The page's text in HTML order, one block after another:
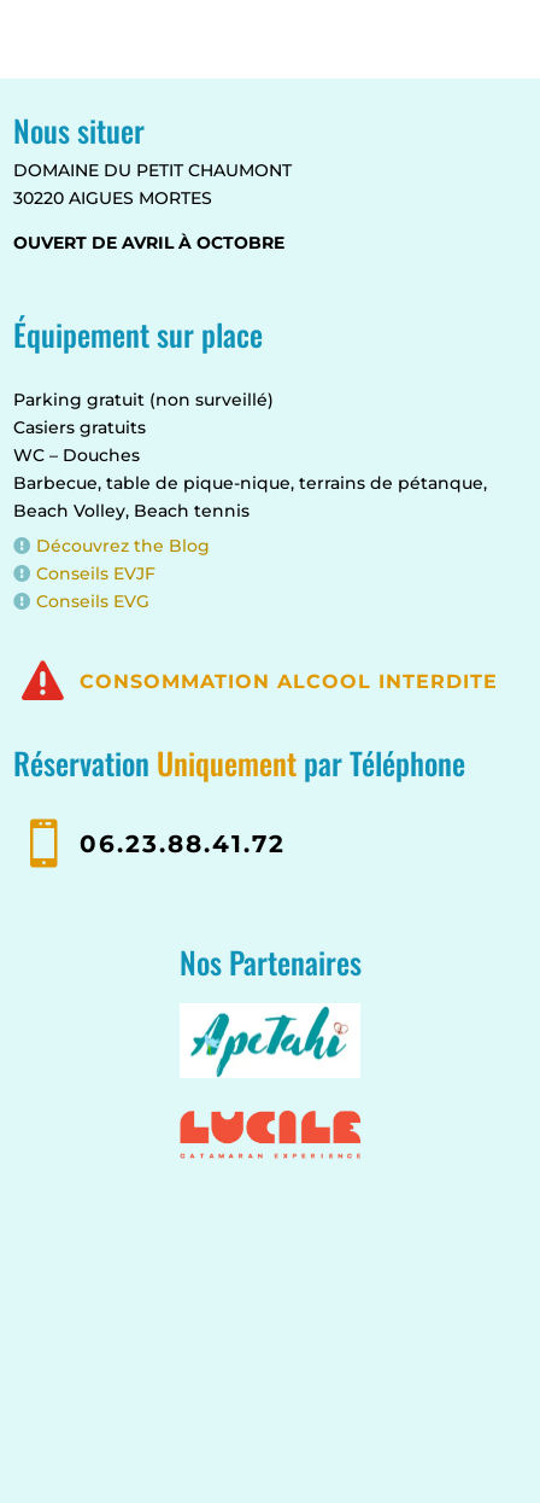
Nous situer
DOMAINE DU PETIT CHAUMONT
30220 AIGUES MORTES
OUVERT DE AVRIL À OCTOBRE
Équipement sur place
Parking gratuit (non surveillé)
Casiers gratuits
WC – Douches
Barbecue, table de pique-nique, terrains de pétanque,
Beach Volley, Beach tennis
 Découvrez the Blog
 Conseils EVJF
 Conseils EVG
 CONSOMMATION ALCOOL INTERDITE
Réservation Uniquementpar Téléphone
 06.23.88.41.72
Nos Partenaires